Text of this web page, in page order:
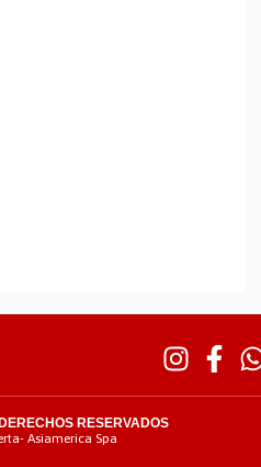
RESERVADOS
Asiamerica Spa